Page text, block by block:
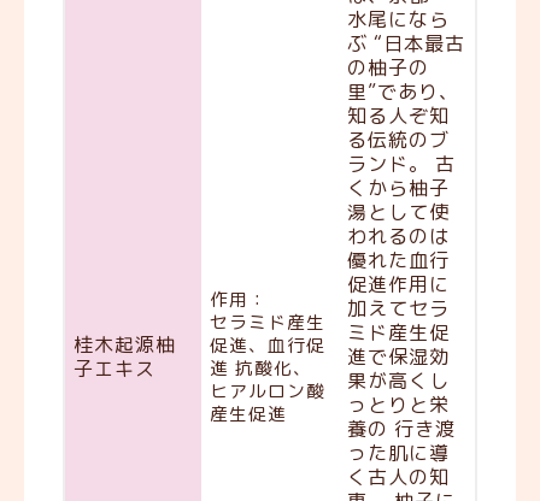
桂木起源柚
子エキス
作用：
セラミド産生
促進、血行促
進 抗酸化、
ヒアルロン酸
産生促進
水尾になら
ぶ “日本最古
の柚子の
里”であり、
知る人ぞ知
る伝統のブ
ランド。 古
くから柚子
湯として使
われるのは
優れた血行
促進作用に
加えてセラ
ミド産生促
進で保湿効
果が高くし
っとりと栄
養の 行き渡
った肌に導
く古人の知